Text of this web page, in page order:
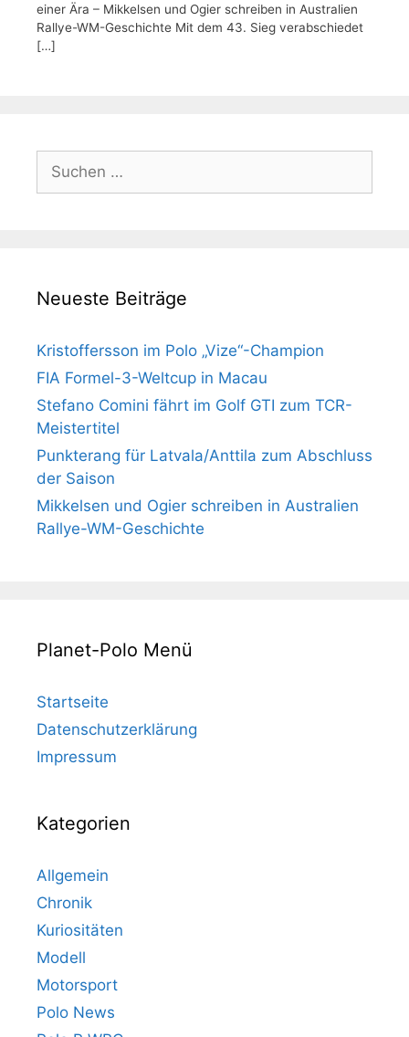
einer Ära – Mikkelsen und Ogier schreiben in Australien
Rallye-WM-Geschichte Mit dem 43. Sieg verabschiedet
[…]
Suchen
nach:
Neueste Beiträge
Kristoffersson im Polo „Vize“-Champion
FIA Formel-3-Weltcup in Macau
Stefano Comini fährt im Golf GTI zum TCR-
Meistertitel
Punkterang für Latvala/Anttila zum Abschluss
der Saison
Mikkelsen und Ogier schreiben in Australien
Rallye-WM-Geschichte
Planet-Polo Menü
Startseite
Datenschutzerklärung
Impressum
Kategorien
Allgemein
Chronik
Kuriositäten
Modell
Motorsport
Polo News